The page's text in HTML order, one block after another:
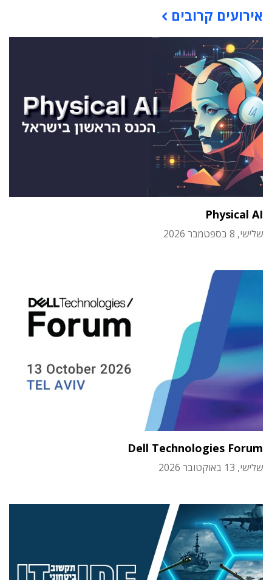
אירועים קרובים
Physical AI
שלישי, 8 בספטמבר 2026
Dell Technologies Forum
שלישי, 13 באוקטובר 2026